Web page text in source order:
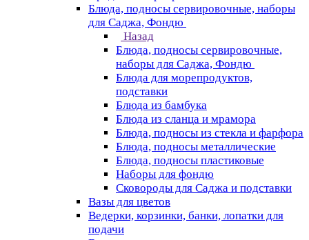
Блюда, подносы сервировочные, наборы
для Саджа, Фондю
Назад
Блюда, подносы сервировочные,
наборы для Саджа, Фондю
Блюда для морепродуктов,
подставки
Блюда из бамбука
Блюда из сланца и мрамора
Блюда, подносы из стекла и фарфора
Блюда, подносы металлические
Блюда, подносы пластиковые
Наборы для фондю
Сковороды для Саджа и подставки
Вазы для цветов
Ведерки, корзинки, банки, лопатки для
подачи